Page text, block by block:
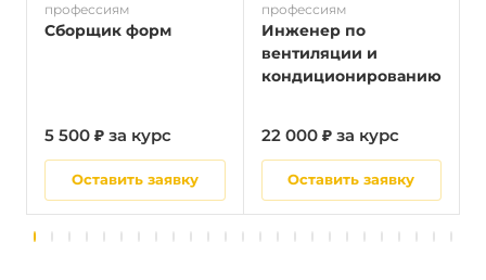
профессиям
Сборщик форм
5 500 ₽ за курс
Оставить заявку
профессиям
Инженер по
вентиляции и
кондиционированию
22 000 ₽ за курс
Оставить заявку